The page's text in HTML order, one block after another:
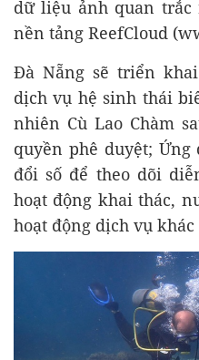
dữ liệu ảnh quan
nền tảng ReefCloud
Đà Nẵng sẽ triển
dịch vụ hệ sinh thái
nhiên Cù Lao Chàm
quyền phê duyệt; Ứng
đổi số để theo dõi
hoạt động khai thác,
hoạt động dịch vụ